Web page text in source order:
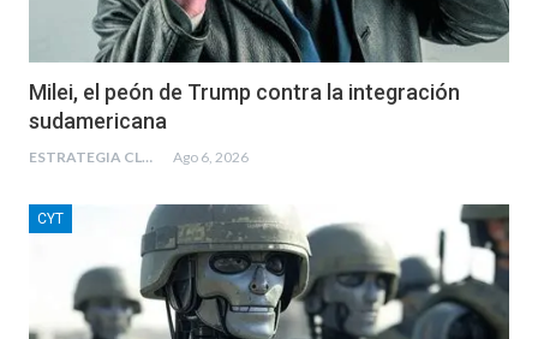
Milei, el peón de Trump contra la integración
sudamericana
ESTRATEGIA CLAE Ago 6, 2026
CYT